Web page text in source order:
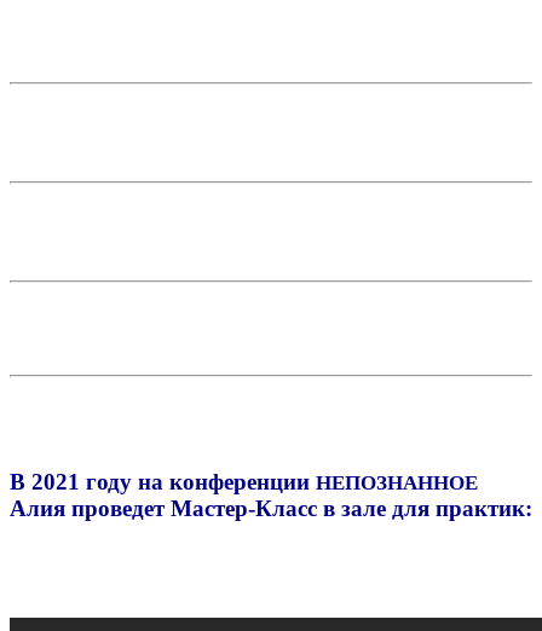
В 2021 году на конференции НЕПОЗНАННОЕ
Алия проведет Мастер-Класс в зале для практик: